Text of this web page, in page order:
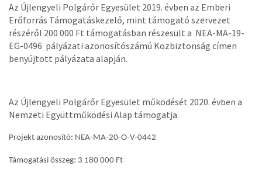
Az Újlengyeli Polgárőr Egyesület 2019. évben az Emberi
Erőforrás Támogatáskezelő, mint támogató szervezet
részéről 200 000 Ft támogatásban részesült a NEA-MA-19-
EG-0496 pályázati azonosítószámú Közbiztonság címen
benyújtott pályázata alapján.
Az Újlengyeli Polgárőr Egyesület működését 2020. évben a
Nemzeti Együttműködési Alap támogatja.
Projekt azonosító: NEA-MA-20-O-V-0442
Támogatási összeg: 3 180 000 Ft